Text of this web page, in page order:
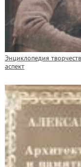
Энциклопедия
аспект